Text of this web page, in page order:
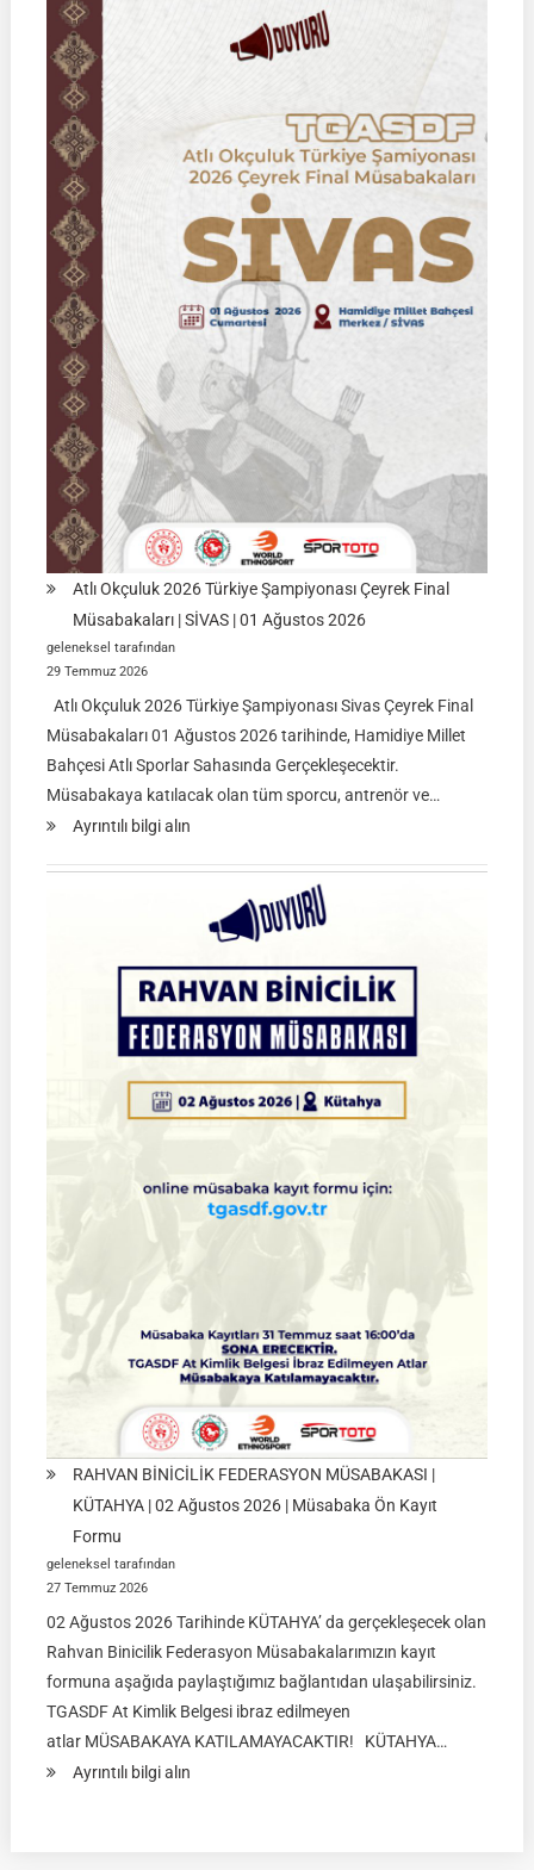
Federasyon
Müsabakası
02
Ağustos
2026
|
KÜTAHYA
|
İSİM
LİSTELERİ
Atlı Okçuluk 2026 Türkiye Şampiyonası Çeyrek Final
Müsabakaları | SİVAS | 01 Ağustos 2026
geleneksel tarafından
29 Temmuz 2026
Atlı Okçuluk 2026 Türkiye Şampiyonası Sivas Çeyrek Final
Müsabakaları 01 Ağustos 2026 tarihinde, Hamidiye Millet
Bahçesi Atlı Sporlar Sahasında Gerçekleşecektir.
Müsabakaya katılacak olan tüm sporcu, antrenör ve…
Ayrıntılı bilgi alın:
2026
Türkiye
Şampiyonası
Final
|
01
RAHVAN BİNİCİLİK FEDERASYON MÜSABAKASI |
KÜTAHYA | 02 Ağustos 2026 | Müsabaka Ön Kayıt
Formu
geleneksel tarafından
27 Temmuz 2026
02 Ağustos 2026 Tarihinde KÜTAHYA’ da gerçekleşecek olan
Rahvan Binicilik Federasyon Müsabakalarımızın kayıt
formuna aşağıda paylaştığımız bağlantıdan ulaşabilirsiniz.
TGASDF At Kimlik Belgesi ibraz edilmeyen
atlar MÜSABAKAYA KATILAMAYACAKTIR! KÜTAHYA…
Ayrıntılı bilgi alın: